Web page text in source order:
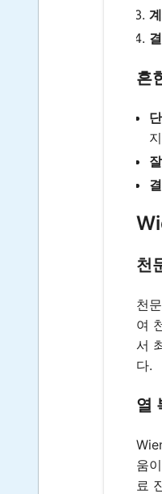
흔
천
천
여
서
다.
열
움
료